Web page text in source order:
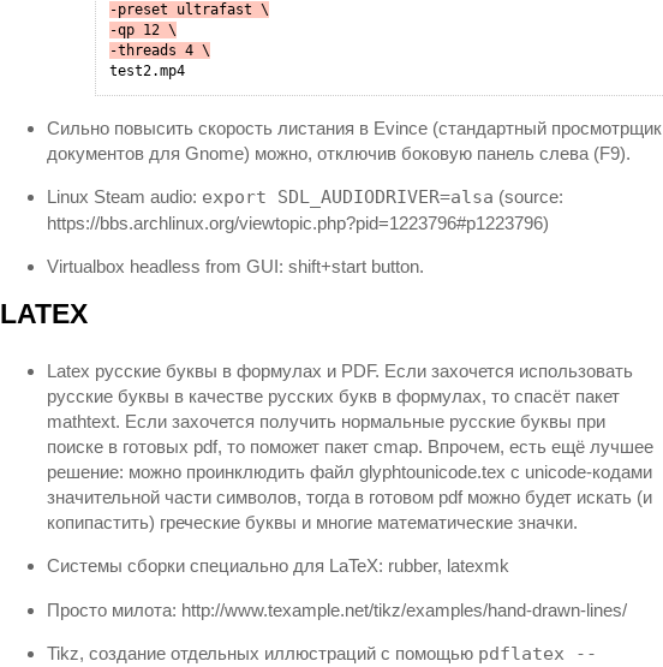
-preset ultrafast \
-qp 12 \
-threads 4 \
test2.mp4
Сильно повысить скорость листания в Evince (стандартный просмотрщик
документов для Gnome) можно, отключив боковую панель слева (F9).
Linux Steam audio: export SDL_AUDIODRIVER=alsa (source:
https://bbs.archlinux.org/viewtopic.php?pid=1223796#p1223796)
Virtualbox headless from GUI: shift+start button.
LATEX
Latex русские буквы в формулах и PDF. Если захочется использовать
русские буквы в качестве русских букв в формулах, то спасёт пакет
mathtext. Если захочется получить нормальные русские буквы при
поиске в готовых pdf, то поможет пакет cmap. Впрочем, есть ещё лучшее
решение: можно проинклюдить файл glyphtounicode.tex с unicode-кодами
значительной части символов, тогда в готовом pdf можно будет искать (и
копипастить) греческие буквы и многие математические значки.
Системы сборки специально для LaTeX: rubber, latexmk
Просто милота: http://www.texample.net/tikz/examples/hand-drawn-lines/
Tikz, создание отдельных иллюстраций с помощью pdflatex --